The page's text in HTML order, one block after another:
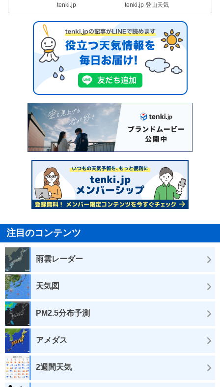
tenki.jp tenki.jp 登山天気
注目のコンテンツ
雨雲レーダー
天気図
PM2.5分布予測
アメダス
2週間天気